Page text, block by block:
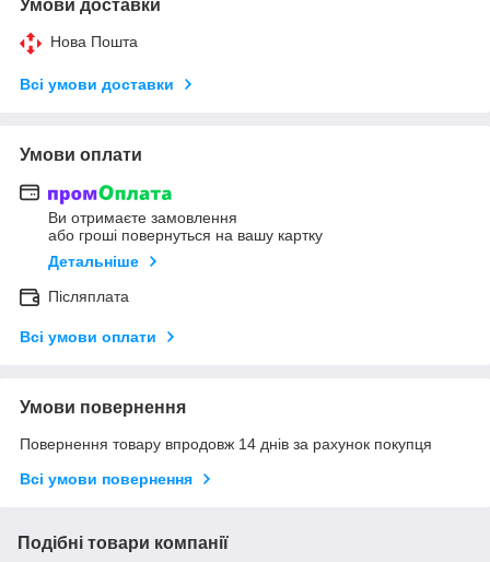
Умови доставки
Нова Пошта
Всі умови доставки
Умови оплати
Ви отримаєте замовлення
або гроші повернуться на вашу картку
Детальніше
Післяплата
Всі умови оплати
Умови повернення
Повернення товару впродовж 14 днів за рахунок покупця
Всі умови повернення
Подібні товари компанії